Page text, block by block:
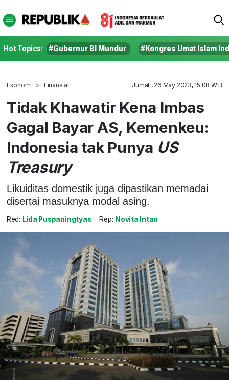
Hot Topics: #Gubernur BI Mundur #Kongres Umat Islam
Ekonomi Finansial Jumat , 26 May 2023, 15:08 WIB
Tidak Khawatir Kena Imbas
Gagal Bayar AS, Kemenkeu:
Indonesia tak Punya US
Treasury
Likuiditas domestik juga dipastikan memadai
disertai masuknya modal asing.
Red: Lida Puspaningtyas Rep: Novita Intan